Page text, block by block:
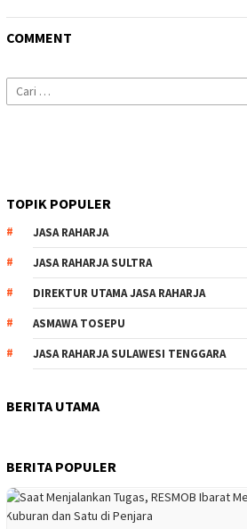
COMMENT
Cari
untuk:
TOPIK POPULER
JASA RAHARJA
JASA RAHARJA SULTRA
DIREKTUR UTAMA JASA RAHARJA
ASMAWA TOSEPU
JASA RAHARJA SULAWESI TENGGARA
BERITA UTAMA
BERITA POPULER